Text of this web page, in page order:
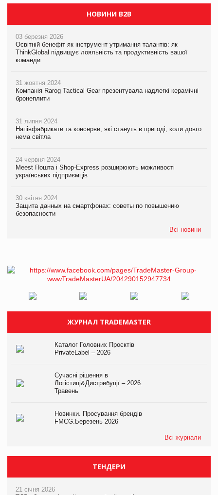
НОВИНИ B2B
03 березня 2026
Освітній бенефіт як інструмент утримання талантів: як
ThinkGlobal підвищує лояльність та продуктивність вашої
команди
31 жовтня 2024
Компанія Rarog Tactical Gear презентувала надлегкі керамічні
бронеплити
31 липня 2024
Напівфабрикати та консерви, які стануть в пригоді, коли довго
нема світла
24 червня 2024
Meest Пошта і Shop-Express розширюють можливості
українських підприємців
30 квітня 2024
Защита данных на смартфонах: советы по повышению
безопасности
Всі новини
ЖУРНАЛ TRADEMASTER
Каталог Головних Проєктів
PrivateLabel – 2026
Сучасні рішення в
Логістиці&Дистрибуції – 2026.
Травень
Новинки. Просування брендів
FMCG.Березень 2026
Всі журнали
ТЕНДЕРИ
21 січня 2026